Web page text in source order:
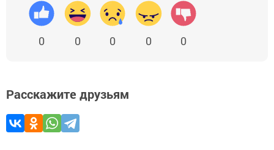
0 0 0 0 0
Расскажите друзьям